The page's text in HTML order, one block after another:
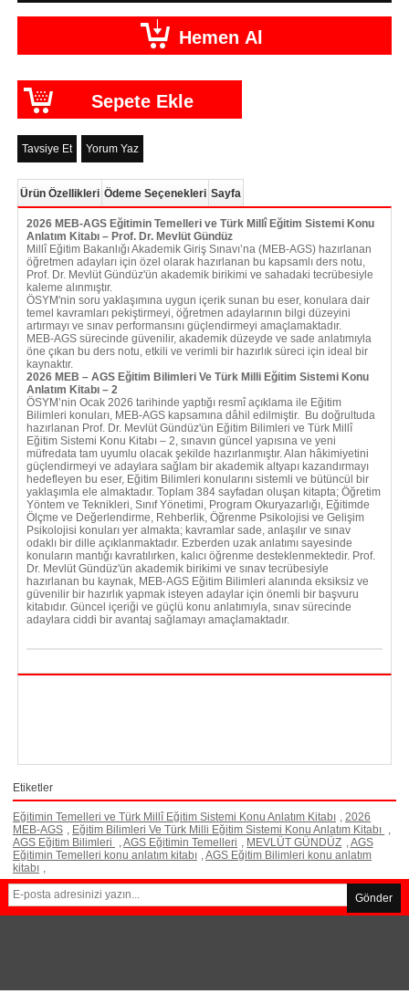
Tavsiye Et Yorum Yaz
Ürün Özellikleri Ödeme Seçenekleri Sayfa
2026 MEB-AGS Eğitimin Temelleri ve Türk Millî Eğitim Sistemi Konu
Anlatım Kitabı – Prof. Dr. Mevlüt Gündüz
Millî Eğitim Bakanlığı Akademik Giriş Sınavı’na (MEB-AGS) hazırlanan
öğretmen adayları için özel olarak hazırlanan bu kapsamlı ders notu,
Prof. Dr. Mevlüt Gündüz'ün akademik birikimi ve sahadaki tecrübesiyle
kaleme alınmıştır.
ÖSYM'nin soru yaklaşımına uygun içerik sunan bu eser, konulara dair
temel kavramları pekiştirmeyi, öğretmen adaylarının bilgi düzeyini
artırmayı ve sınav performansını güçlendirmeyi amaçlamaktadır.
MEB-AGS sürecinde güvenilir, akademik düzeyde ve sade anlatımıyla
öne çıkan bu ders notu, etkili ve verimli bir hazırlık süreci için ideal bir
kaynaktır.
2026 MEB – AGS Eğitim Bilimleri Ve Türk Milli Eğitim Sistemi Konu
Anlatım Kitabı – 2
ÖSYM’nin Ocak 2026 tarihinde yaptığı resmî açıklama ile Eğitim
Bilimleri konuları, MEB-AGS kapsamına dâhil edilmiştir. Bu doğrultuda
hazırlanan Prof. Dr. Mevlüt Gündüz'ün Eğitim Bilimleri ve Türk Millî
Eğitim Sistemi Konu Kitabı – 2, sınavın güncel yapısına ve yeni
müfredata tam uyumlu olacak şekilde hazırlanmıştır. Alan hâkimiyetini
güçlendirmeyi ve adaylara sağlam bir akademik altyapı kazandırmayı
hedefleyen bu eser, Eğitim Bilimleri konularını sistemli ve bütüncül bir
yaklaşımla ele almaktadır. Toplam 384 sayfadan oluşan kitapta; Öğretim
Yöntem ve Teknikleri, Sınıf Yönetimi, Program Okuryazarlığı, Eğitimde
Ölçme ve Değerlendirme, Rehberlik, Öğrenme Psikolojisi ve Gelişim
Psikolojisi konuları yer almakta; kavramlar sade, anlaşılır ve sınav
odaklı bir dille açıklanmaktadır. Ezberden uzak anlatımı sayesinde
konuların mantığı kavratılırken, kalıcı öğrenme desteklenmektedir. Prof.
Dr. Mevlüt Gündüz'ün akademik birikimi ve sınav tecrübesiyle
hazırlanan bu kaynak, MEB-AGS Eğitim Bilimleri alanında eksiksiz ve
güvenilir bir hazırlık yapmak isteyen adaylar için önemli bir başvuru
kitabıdır. Güncel içeriği ve güçlü konu anlatımıyla, sınav sürecinde
adaylara ciddi bir avantaj sağlamayı amaçlamaktadır.
Etiketler
Eğitimin Temelleri ve Türk Millî Eğitim Sistemi Konu Anlatım Kitabı , 2026
MEB-AGS , Eğitim Bilimleri Ve Türk Milli Eğitim Sistemi Konu Anlatım Kitabı ,
AGS Eğitim Bilimleri
,AGS Eğitimin Temelleri , MEVLÜT GÜNDÜZ ,AGS
Eğitimin Temelleri konu anlatım kitabı ,AGS Eğitim Bilimleri konu anlatım
kitabı ,
Gönder